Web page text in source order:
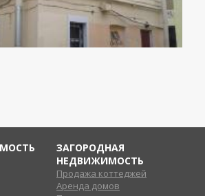
ЗАГОРОДНАЯ
НЕДВИЖИМОСТЬ
Продажа коттеджей
Аренда домов